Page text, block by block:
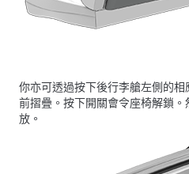
你亦可透過按下後行李艙左側的
前摺疊。按下開關會令座椅解鎖
放。